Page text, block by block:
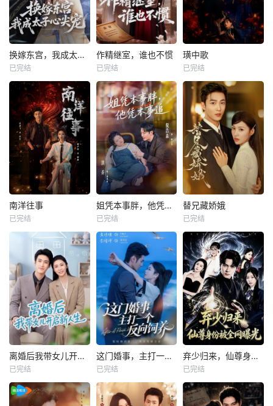
换嫁东宫，我成太子心尖宠
已完结
作精继室，谁也不惯
已完结
璜中歌
已完结
南洋往事
已完结
姐凭本事胖，他凭本事追
已完结
替兄藏娇娥
已完结
离婚后我带女儿开启新人生
已完结
这门婚事，主打一个反向饲养
已完结
弃少归来，仙尊身份被全网曝光
已完结